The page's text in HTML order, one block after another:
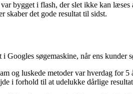
bygget i flash, der slet ikke kan
skaber det gode resultat til sidst.
Googles søgemaskine, når ens kunder
og luskede metoder var hverdag for
i forhold til at udelukke dårlige